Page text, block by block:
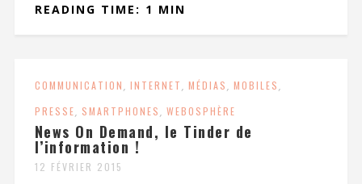
READING TIME: 1 MIN
COMMUNICATION, INTERNET, MÉDIAS, MOBILES,
PRESSE, SMARTPHONES, WEBOSPHÈRE
News On Demand, le Tinder de
l’information !
12 FÉVRIER 2015